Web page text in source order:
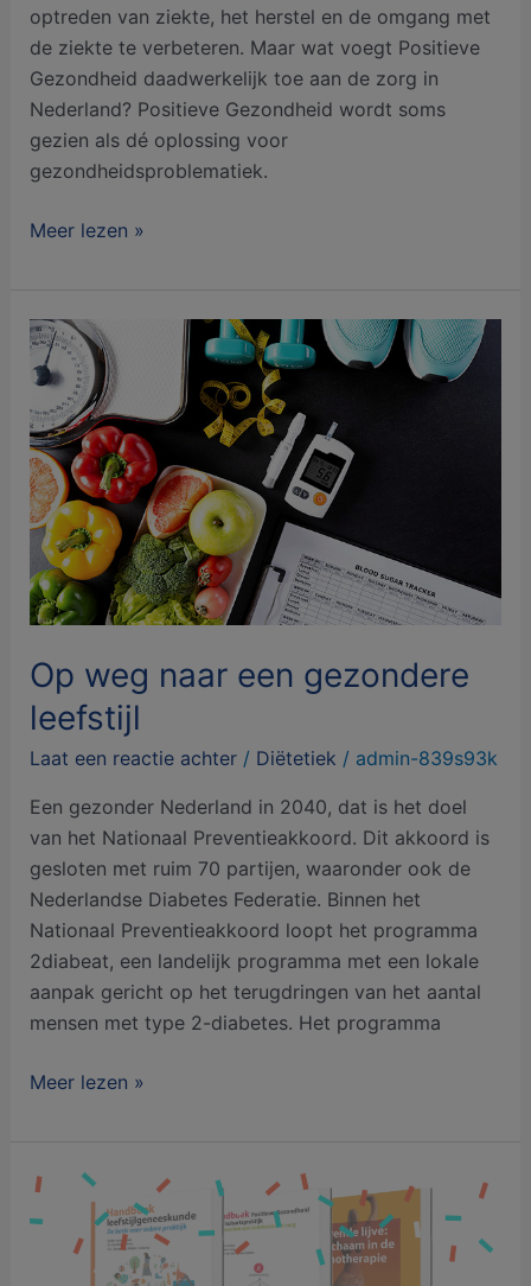
optreden van ziekte, het herstel en de omgang met
de ziekte te verbeteren. Maar wat voegt Positieve
Gezondheid daadwerkelijk toe aan de zorg in
Nederland? Positieve Gezondheid wordt soms
gezien als dé oplossing voor
gezondheidsproblematiek.
Meer lezen »
Op weg naar een gezondere
leefstijl
Laat een reactie achter / Diëtetiek / admin-839s93k
Een gezonder Nederland in 2040, dat is het doel
van het Nationaal Preventieakkoord. Dit akkoord is
gesloten met ruim 70 partijen, waaronder ook de
Nederlandse Diabetes Federatie. Binnen het
Nationaal Preventieakkoord loopt het programma
2diabeat, een landelijk programma met een lokale
aanpak gericht op het terugdringen van het aantal
mensen met type 2-diabetes. Het programma
Op
weg
naar
een
gezondere
leefstijl
Meer lezen »
‘Terecht
meer
aandacht